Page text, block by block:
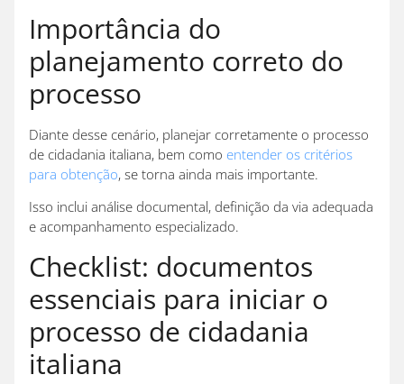
Importância do
planejamento correto do
processo
Diante desse cenário, planejar corretamente o processo
de cidadania italiana, bem como entender os critérios
para obtenção, se torna ainda mais importante.
Isso inclui análise documental, definição da via adequada
e acompanhamento especializado.
Checklist: documentos
essenciais para iniciar o
processo de cidadania
italiana